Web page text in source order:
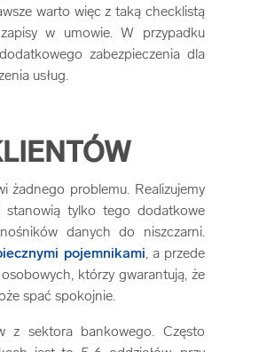
warto więc z taką checklistą
w umowie. W przypadku
zabezpieczenia dla
usług.
żadnego problemu. Realizujemy
stanowią tylko tego dodatkowe
danych do niszczarni.
pojemnikami, a przede
którzy gwarantują, że
spać spokojnie.
sektora bankowego. Często